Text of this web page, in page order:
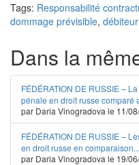
Tags: Responsabilité
dommage prévisible,
Dans la
FÉDÉRATION DE RUSSIE –
pénale en droit russe comparé
par Daria Vinogradova le 11/
FÉDÉRATION DE RUSSIE –
en droit russe en comparaison...
par Daria Vinogradova le 19/